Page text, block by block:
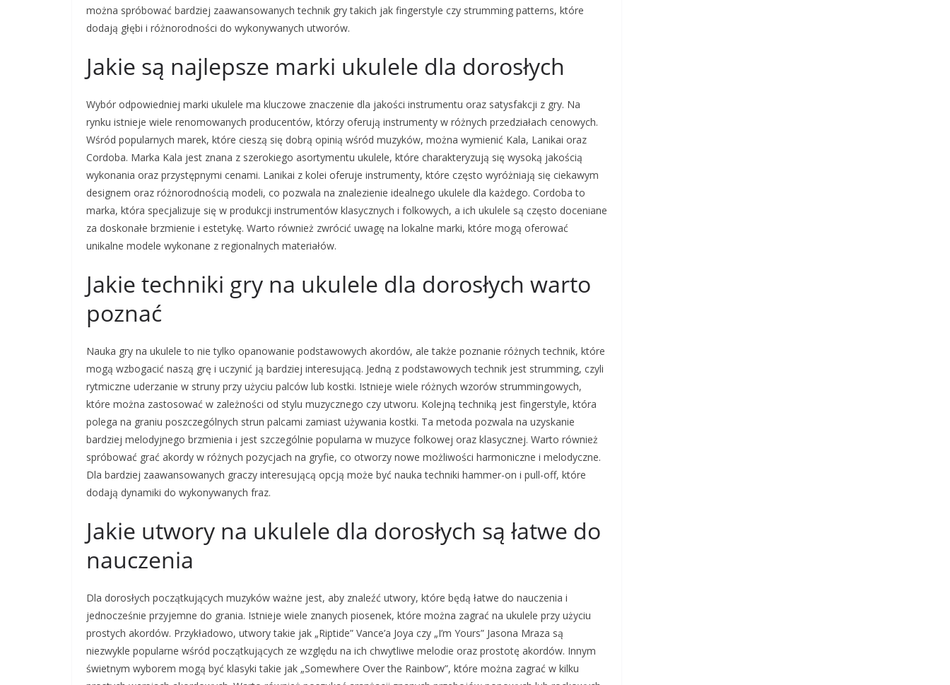
można spróbować bardziej zaawansowanych technik gry takich jak fingerstyle czy strumming patterns, które
dodają głębi i różnorodności do wykonywanych utworów.
Jakie są najlepsze marki ukulele dla dorosłych
Wybór odpowiedniej marki ukulele ma kluczowe znaczenie dla jakości instrumentu oraz satysfakcji z gry. Na
rynku istnieje wiele renomowanych producentów, którzy oferują instrumenty w różnych przedziałach cenowych.
Wśród popularnych marek, które cieszą się dobrą opinią wśród muzyków, można wymienić Kala, Lanikai oraz
Cordoba. Marka Kala jest znana z szerokiego asortymentu ukulele, które charakteryzują się wysoką jakością
wykonania oraz przystępnymi cenami. Lanikai z kolei oferuje instrumenty, które często wyróżniają się ciekawym
designem oraz różnorodnością modeli, co pozwala na znalezienie idealnego ukulele dla każdego. Cordoba to
marka, która specjalizuje się w produkcji instrumentów klasycznych i folkowych, a ich ukulele są często doceniane
za doskonałe brzmienie i estetykę. Warto również zwrócić uwagę na lokalne marki, które mogą oferować
unikalne modele wykonane z regionalnych materiałów.
Jakie techniki gry na ukulele dla dorosłych warto
poznać
Nauka gry na ukulele to nie tylko opanowanie podstawowych akordów, ale także poznanie różnych technik, które
mogą wzbogacić naszą grę i uczynić ją bardziej interesującą. Jedną z podstawowych technik jest strumming, czyli
rytmiczne uderzanie w struny przy użyciu palców lub kostki. Istnieje wiele różnych wzorów strummingowych,
które można zastosować w zależności od stylu muzycznego czy utworu. Kolejną techniką jest fingerstyle, która
polega na graniu poszczególnych strun palcami zamiast używania kostki. Ta metoda pozwala na uzyskanie
bardziej melodyjnego brzmienia i jest szczególnie popularna w muzyce folkowej oraz klasycznej. Warto również
spróbować grać akordy w różnych pozycjach na gryfie, co otworzy nowe możliwości harmoniczne i melodyczne.
Dla bardziej zaawansowanych graczy interesującą opcją może być nauka techniki hammer-on i pull-off, które
dodają dynamiki do wykonywanych fraz.
Jakie utwory na ukulele dla dorosłych są łatwe do
nauczenia
Dla dorosłych początkujących muzyków ważne jest, aby znaleźć utwory, które będą łatwe do nauczenia i
jednocześnie przyjemne do grania. Istnieje wiele znanych piosenek, które można zagrać na ukulele przy użyciu
prostych akordów. Przykładowo, utwory takie jak „Riptide” Vance’a Joya czy „I’m Yours” Jasona Mraza są
niezwykle popularne wśród początkujących ze względu na ich chwytliwe melodie oraz prostotę akordów. Innym
świetnym wyborem mogą być klasyki takie jak „Somewhere Over the Rainbow”, które można zagrać w kilku